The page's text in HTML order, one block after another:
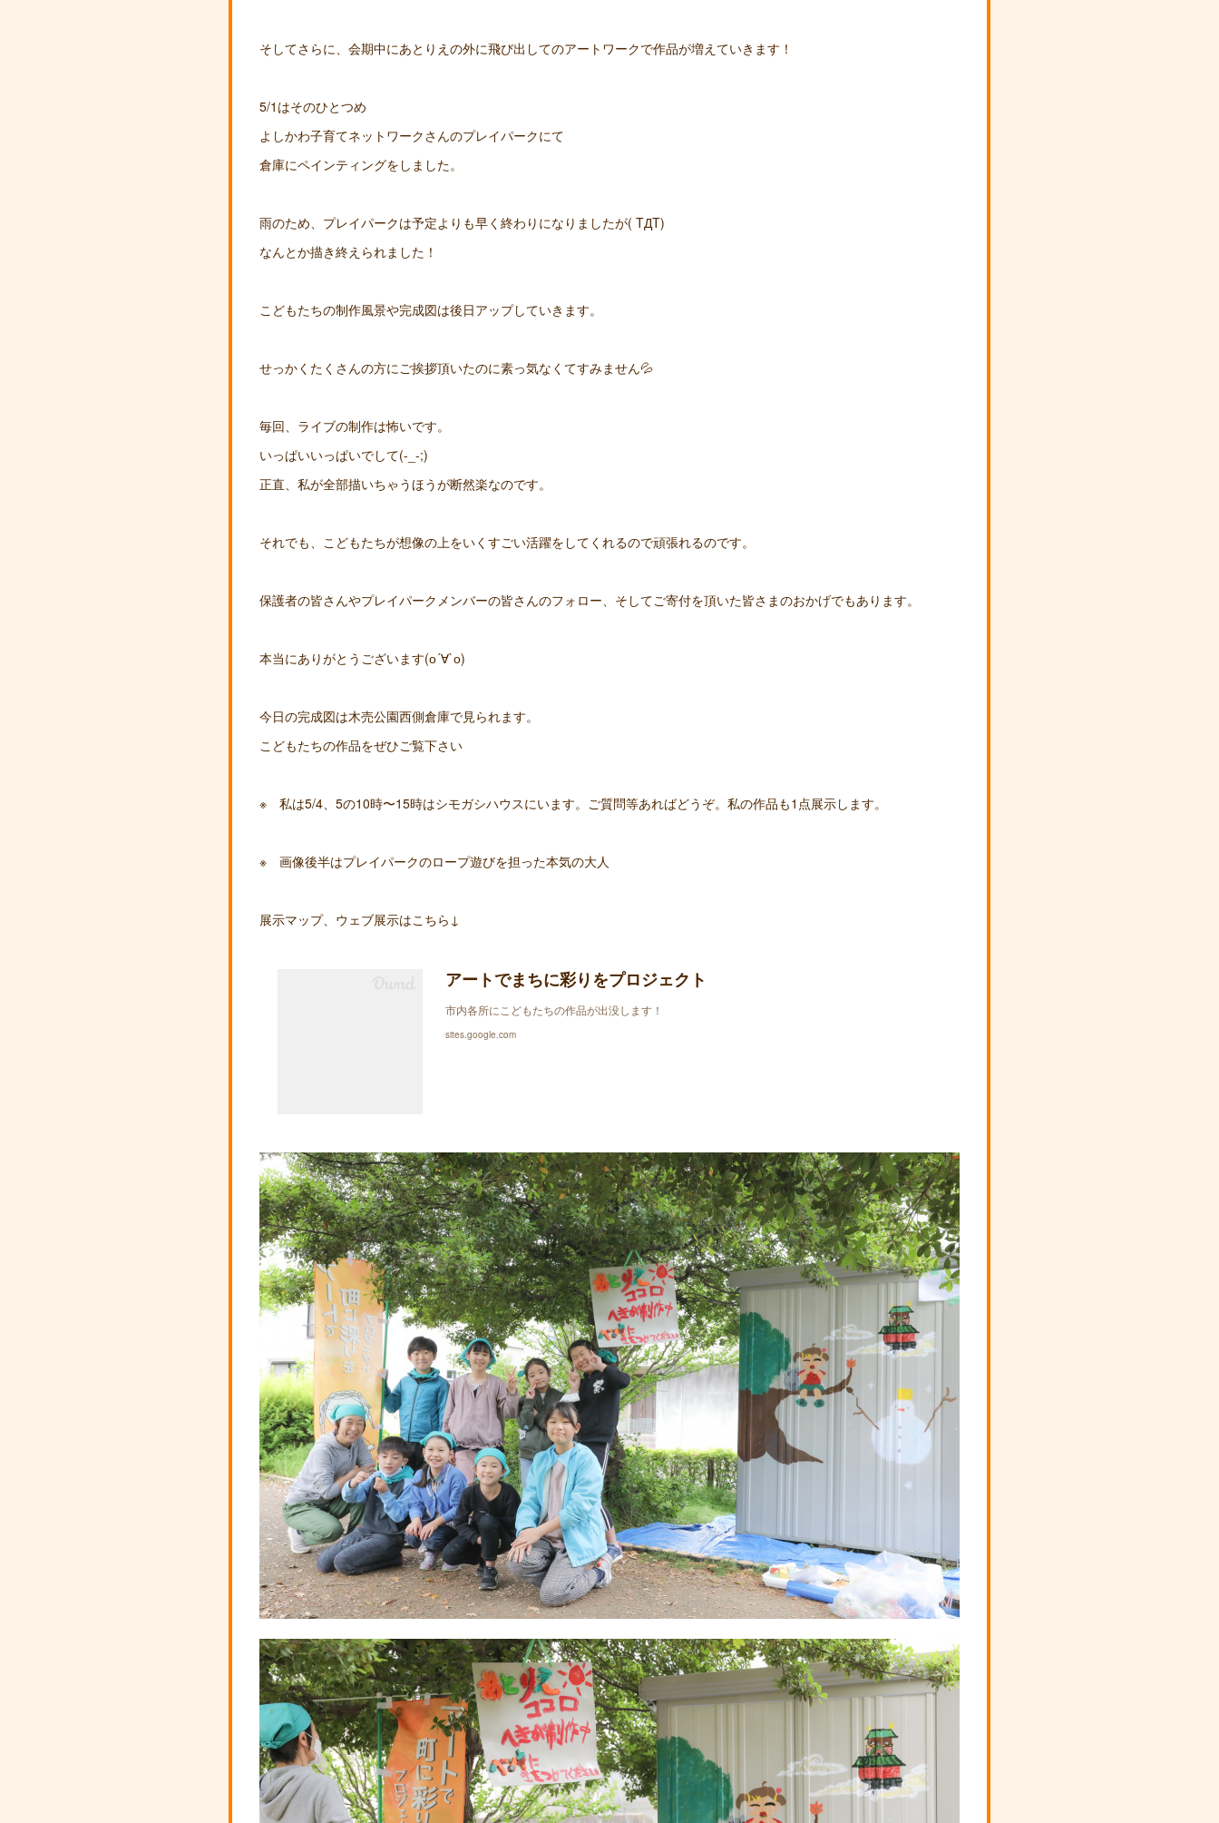
そしてさらに、会期中にあとりえの外に飛び出してのアートワークで作品が増えていきます！
5/1はそのひとつめ
よしかわ子育てネットワークさんのプレイパークにて
倉庫にペインティングをしました。
雨のため、プレイパークは予定よりも早く終わりになりましたが( TДT)
なんとか描き終えられました！
こどもたちの制作風景や完成図は後日アップしていきます。
せっかくたくさんの方にご挨拶頂いたのに素っ気なくてすみません💦
毎回、ライブの制作は怖いです。
いっぱいいっぱいでして(-_-;)
正直、私が全部描いちゃうほうが断然楽なのです。
それでも、こどもたちが想像の上をいくすごい活躍をしてくれるので頑張れるのです。
保護者の皆さんやプレイパークメンバーの皆さんのフォロー、そしてご寄付を頂いた皆さまのおかげでもあります。
本当にありがとうございます(о´∀`о)
今日の完成図は木売公園西側倉庫で見られます。
こどもたちの作品をぜひご覧下さい
※ 私は5/4、5の10時〜15時はシモガシハウスにいます。ご質問等あればどうぞ。私の作品も1点展示します。
※ 画像後半はプレイパークのロープ遊びを担った本気の大人
展示マップ、ウェブ展示はこちら↓
アートでまちに彩りをプロジェクト
市内各所にこどもたちの作品が出没します！
sites.google.com